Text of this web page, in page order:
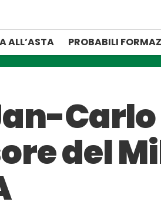
ALL’ASTA PROBABILI
del